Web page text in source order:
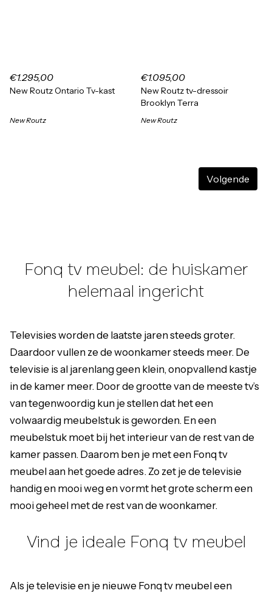
€1.295,00
New Routz Ontario Tv-kast
New Routz
€1.095,00
New Routz tv-dressoir
Brooklyn Terra
New Routz
Volgende
Fonq tv meubel: de huiskamer
helemaal ingericht
Televisies worden de laatste jaren steeds groter.
Daardoor vullen ze de woonkamer steeds meer. De
televisie is al jarenlang geen klein, onopvallend kastje
in de kamer meer. Door de grootte van de meeste tv’s
van tegenwoordig kun je stellen dat het een
volwaardig meubelstuk is geworden. En een
meubelstuk moet bij het interieur van de rest van de
kamer passen. Daarom ben je met een Fonq tv
meubel aan het goede adres. Zo zet je de televisie
handig en mooi weg en vormt het grote scherm een
mooi geheel met de rest van de woonkamer.
Vind je ideale Fonq tv meubel
Als je televisie en je nieuwe Fonq tv meubel een